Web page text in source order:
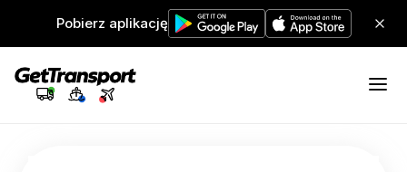
Pobierz aplikację